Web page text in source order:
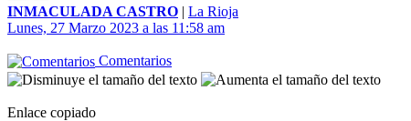
INMACULADA CASTRO | La Rioja
Lunes, 27 Marzo 2023 a las 11:58 am
Comentarios
Enlace copiado